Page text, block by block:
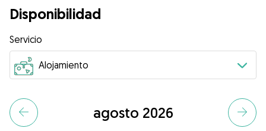
Disponibilidad
Servicio
agosto 2026